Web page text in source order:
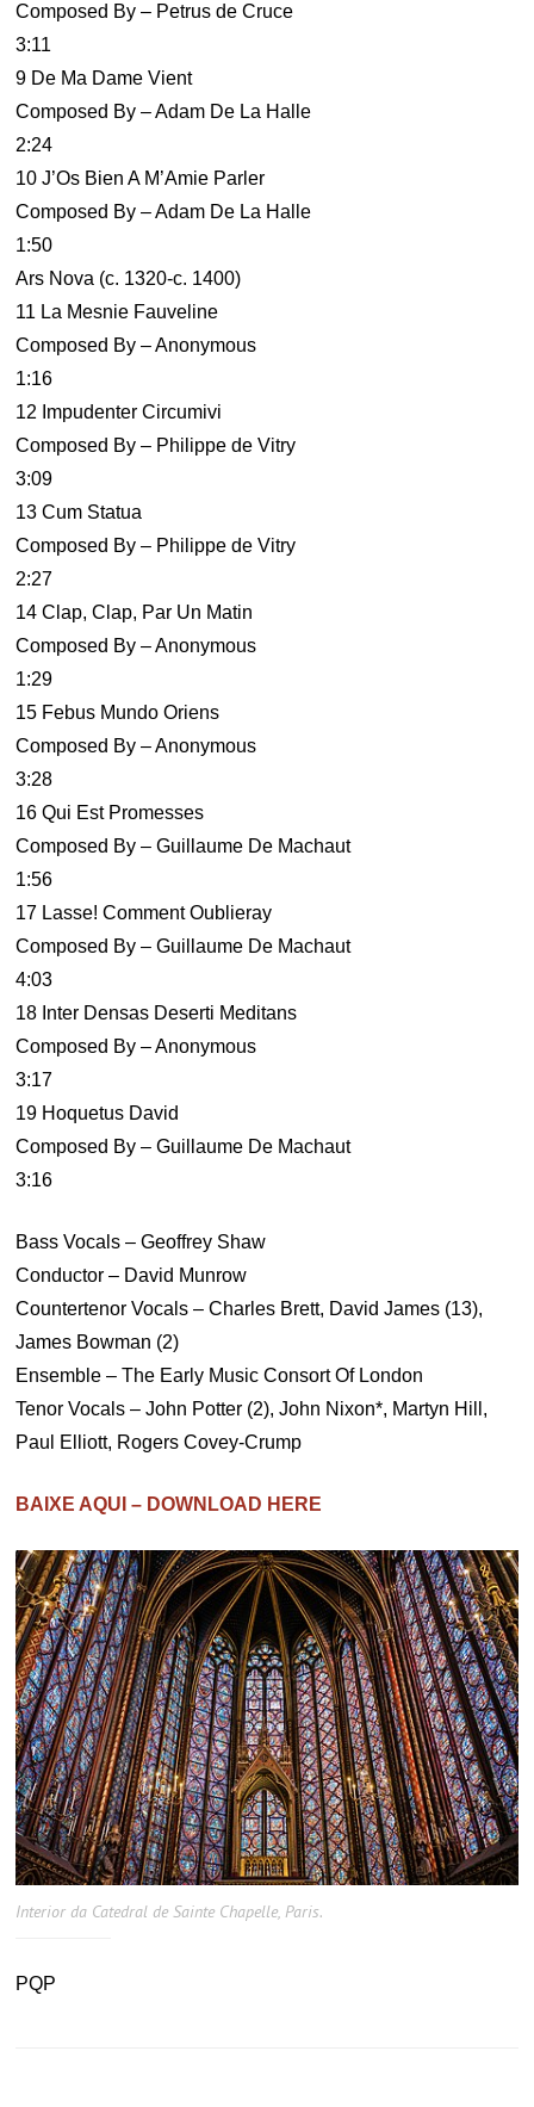
Composed By – Petrus de Cruce
3:11
9 De Ma Dame Vient
Composed By – Adam De La Halle
2:24
10 J’Os Bien A M’Amie Parler
Composed By – Adam De La Halle
1:50
Ars Nova (c. 1320-c. 1400)
11 La Mesnie Fauveline
Composed By – Anonymous
1:16
12 Impudenter Circumivi
Composed By – Philippe de Vitry
3:09
13 Cum Statua
Composed By – Philippe de Vitry
2:27
14 Clap, Clap, Par Un Matin
Composed By – Anonymous
1:29
15 Febus Mundo Oriens
Composed By – Anonymous
3:28
16 Qui Est Promesses
Composed By – Guillaume De Machaut
1:56
17 Lasse! Comment Oublieray
Composed By – Guillaume De Machaut
4:03
18 Inter Densas Deserti Meditans
Composed By – Anonymous
3:17
19 Hoquetus David
Composed By – Guillaume De Machaut
3:16
Bass Vocals – Geoffrey Shaw
Conductor – David Munrow
Countertenor Vocals – Charles Brett, David James (13),
James Bowman (2)
Ensemble – The Early Music Consort Of London
Tenor Vocals – John Potter (2), John Nixon*, Martyn Hill,
Paul Elliott, Rogers Covey-Crump
BAIXE AQUI – DOWNLOAD HERE
Interior da Catedral de Sainte Chapelle, Paris.
PQP